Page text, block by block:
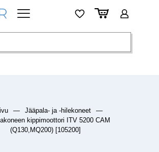
— Jääpala- ja -hilekoneet
—
kippimoottori ITV 5200 CAM
(Q130,MQ200) [105200]